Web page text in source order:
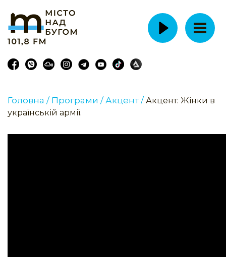
Головна / Програми / Акцент / Акцент: Жінки в
українській армії.